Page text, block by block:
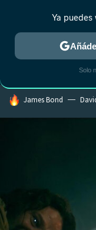
ESTRENOS
HOY SE HABLA DE
James Bond
Ya puedes
Solo